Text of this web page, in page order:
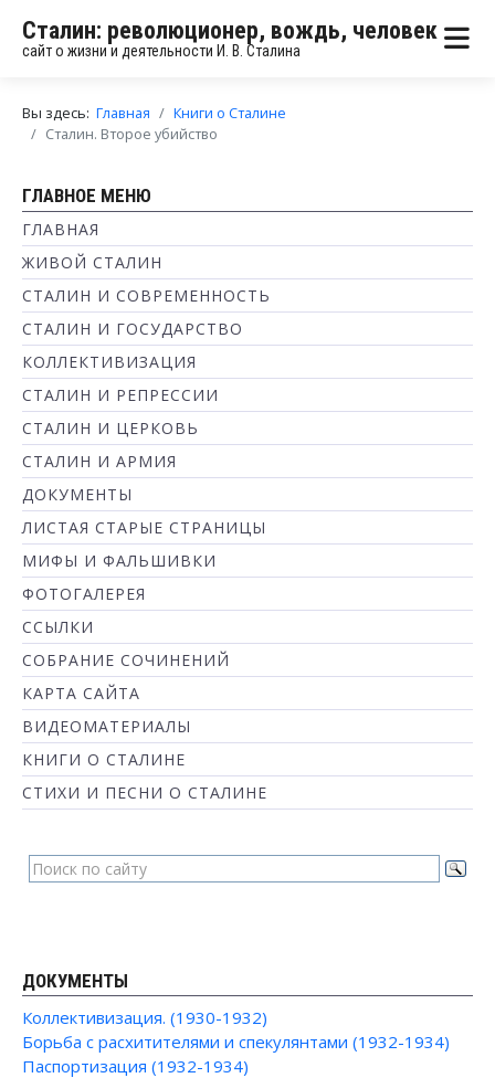
Сталин: революционер, вождь, человек
сайт о жизни и деятельности И. В. Сталина
Вы здесь: Главная
Книги о Сталине
Сталин. Второе убийство
ГЛАВНОЕ МЕНЮ
ГЛАВНАЯ
ЖИВОЙ СТАЛИН
СТАЛИН И СОВРЕМЕННОСТЬ
СТАЛИН И ГОСУДАРСТВО
КОЛЛЕКТИВИЗАЦИЯ
СТАЛИН И РЕПРЕССИИ
СТАЛИН И ЦЕРКОВЬ
СТАЛИН И АРМИЯ
ДОКУМЕНТЫ
ЛИСТАЯ СТАРЫЕ СТРАНИЦЫ
МИФЫ И ФАЛЬШИВКИ
ФОТОГАЛЕРЕЯ
ССЫЛКИ
СОБРАНИЕ СОЧИНЕНИЙ
КАРТА САЙТА
ВИДЕОМАТЕРИАЛЫ
КНИГИ О СТАЛИНЕ
СТИХИ И ПЕСНИ О СТАЛИНЕ
ДОКУМЕНТЫ
Коллективизация. (1930-1932)
Борьба с расхитителями и спекулянтами (1932-1934)
Паспортизация (1932-1934)